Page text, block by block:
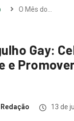
O Mês do…
Gay:
e
Redação 13 de